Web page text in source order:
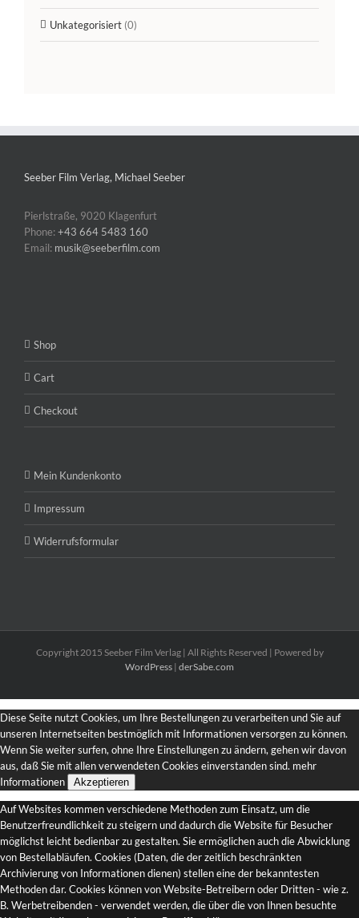
Unkategorisiert (0)
Seeber Film Verlag, Michael Seeber
Pierlstraße, 9020 Klagenfurt
Phone:+43 664 5483 160
Email: musik@seeberfilm.com
Shop
Cart
Checkout
Mein Kundenkonto
Impressum
Widerrufsformular
Copyright 2015 Seeber Film Verlag | All Rights Reserved | Powered by
WordPress | derSabe.com
Diese Seite nutzt Cookies, um Ihre Bestellungen zu verarbeiten und Sie auf
unseren Internetseiten bestmöglich mit Informationen versorgen zu können.
Wenn Sie weiter surfen, ohne Ihre Einstellungen zu ändern, gehen wir davon
aus, daß Sie mit allen verwendeten Cookies einverstanden sind. mehr
Informationen
Akzeptieren
Auf Websites kommen verschiedene Methoden zum Einsatz, um die
Benutzerfreundlichkeit zu steigern und dadurch die Website für Besucher
möglichst leicht bedienbar zu gestalten. Sie ermöglichen auch die Abwicklung
von Bestellabläufen. Cookies (Daten, die der zeitlich beschränkten
Archivierung von Informationen dienen) stellen eine der bekanntesten
Methoden dar. Cookies können von Website-Betreibern oder Dritten - wie z.
B. Werbetreibenden - verwendet werden, die über die von Ihnen besuchte